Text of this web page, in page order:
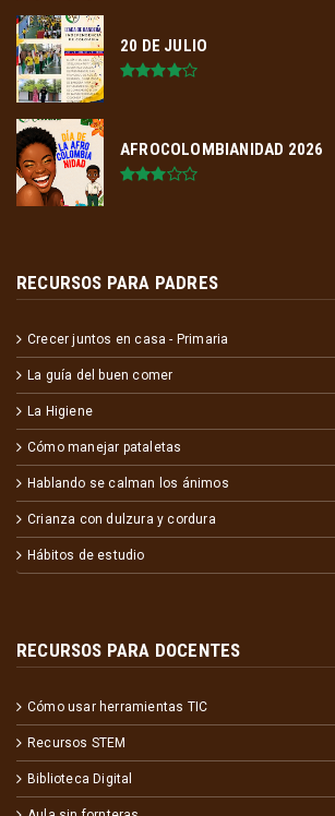
20 DE JULIO
AFROCOLOMBIANIDAD 2026
RECURSOS PARA PADRES
Crecer juntos en casa - Primaria
La guía del buen comer
La Higiene
Cómo manejar pataletas
Hablando se calman los ánimos
Crianza con dulzura y cordura
Hábitos de estudio
RECURSOS PARA DOCENTES
Cómo usar herramientas TIC
Recursos STEM
Biblioteca Digital